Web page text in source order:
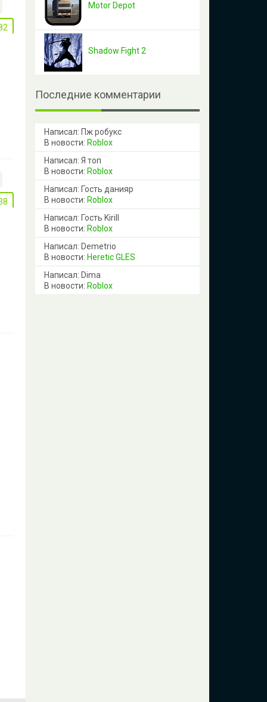
Motor Depot
Shadow Fight 2
Последние комментарии
Написал: Пж робукс
В новости: Roblox
Написал: Я топ
В новости: Roblox
Написал: Гость данияр
В новости: Roblox
Написал: Гость Kirill
В новости: Roblox
Написал: Demetrio
В новости: Heretic GLES
Написал: Dima
В новости: Roblox